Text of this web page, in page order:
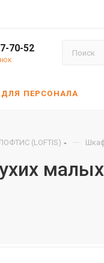
70-52
ДЛЯ ПЕРСОНАЛА
(LOFTIS) —